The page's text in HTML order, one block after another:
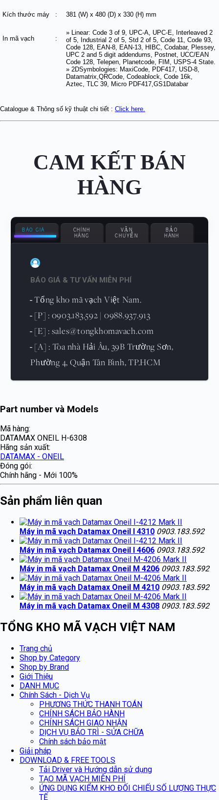
Kích thước máy : 381 (W) x 480 (D) x 330 (H) mm
In mã vạch :
» Linear: Code 3 of 9, UPC-A, UPC-E, Interleaved 2
of 5, Industrial 2 of 5, Std 2 of 5, Code 11, Code 93,
Code 128, EAN-8, EAN-13, HIBC, Codabar, Plessey,
UPC 2 and 5 digit addendums, Postnet, UCC/EAN
Code 128, Telepen, Planetcode, FIM, USPS-4 State.
» 2DSymbologies: MaxiCode, PDF417, USD-8,
Datamatrix,QRCode, Codeablock, Code 16k,
Aztec, TLC 39, Micro PDF417,GS1Databar
Catalogue & Thông số kỹ thuật chi tiết : Click here.
CAM KẾT BÁN
HÀNG
BÁO GIÁ
CHÍNH
HÃNG
VẬN
CHUYỂN
BẢO
HÀNH
BÁO GIÁ & TƯ VẤN MIỄN PHÍ
- Tổng kho mã vạch Việt Nam.
- [P] : 0903.183.592 | 0988.937.913
- [E] : sales@tongkhomavach.com
- [A] : Tòa nhà Hải Âu, 39B Trường Sơn,
Phường 4, Quận Tân Bình, TP.HCM
Part number và Models
Mã hàng:
DATAMAX ONEIL H-6308
Hãng sản xuất:
DATAMAX - ONEIL
Đóng gói:
Chính hãng - Mới 100%
Sản phẩm liên quan
Máy in mã vạch Datamax Oneil I 4310 0903.183.592
Máy in mã vạch Datamax Oneil I 4606 0903.183.592
Máy in mã vạch Datamax Oneil M 4206 0903.183.592
Máy in mã vạch Datamax Oneil M 4210 0903.183.592
Máy in mã vạch Datamax Oneil M 4308 0903.183.592
TỔNG KHO MÃ VẠCH VIỆT NAM
Trang chủ
Shop by Category
Shop by Brand
Giới Thiệu
DANH MỤC
Chính Sách - Dịch Vụ
PHƯƠNG THỨC THANH TOÁN
CHÍNH SÁCH BẢO HÀNH
CHÍNH SÁCH GIAO NHẬN
DỊCH VỤ BẢO TRÌ - SỬA CHỮA
Chính sách bảo mật
Giải pháp
DOWNLOAD & FREE TOOLS
Tải Driver và Hướng dẫn sử dụng
TẠO MÃ VẠCH MIỄN PHÍ
ỨNG DỤNG KIỂM KHO ĐỐI CHIẾU SỐ LƯỢNG THỰC
TẾ